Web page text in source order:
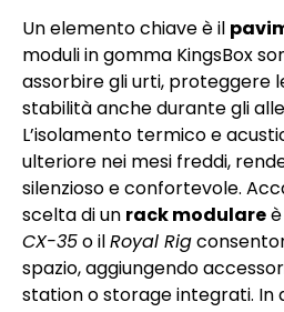
Un elemento chiave è il
moduli in gomma KingsBox
assorbire gli urti, proteggere
stabilità anche durante gli
L’isolamento termico e
ulteriore nei mesi freddi,
silenzioso e confortevole.
scelta di un rack modulare
CX-35o ilRoyal Rig
spazio, aggiungendo
station o storage integrati. In